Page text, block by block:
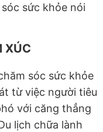
sức khỏe nói
XÚC
sóc sức khỏe
từ việc người tiêu
với căng thẳng
lịch chữa lành